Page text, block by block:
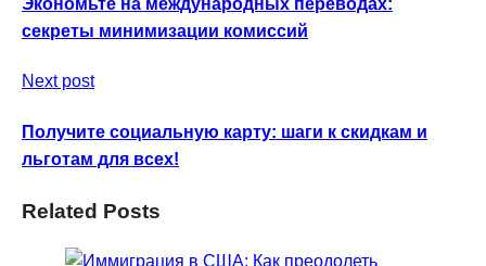
Экономьте на международных переводах:
секреты минимизации комиссий
Next post
Получите социальную карту: шаги к скидкам и
льготам для всех!
Related Posts